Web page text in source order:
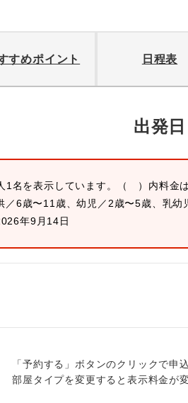
すめポイント 日程表
出発
1名を表示しています。
（ ）内料金
／6歳〜11歳、幼児／2歳〜5歳、乳幼
年9月14日
「予約する」ボタンのクリックで申
部屋タイプを変更すると表示料金が